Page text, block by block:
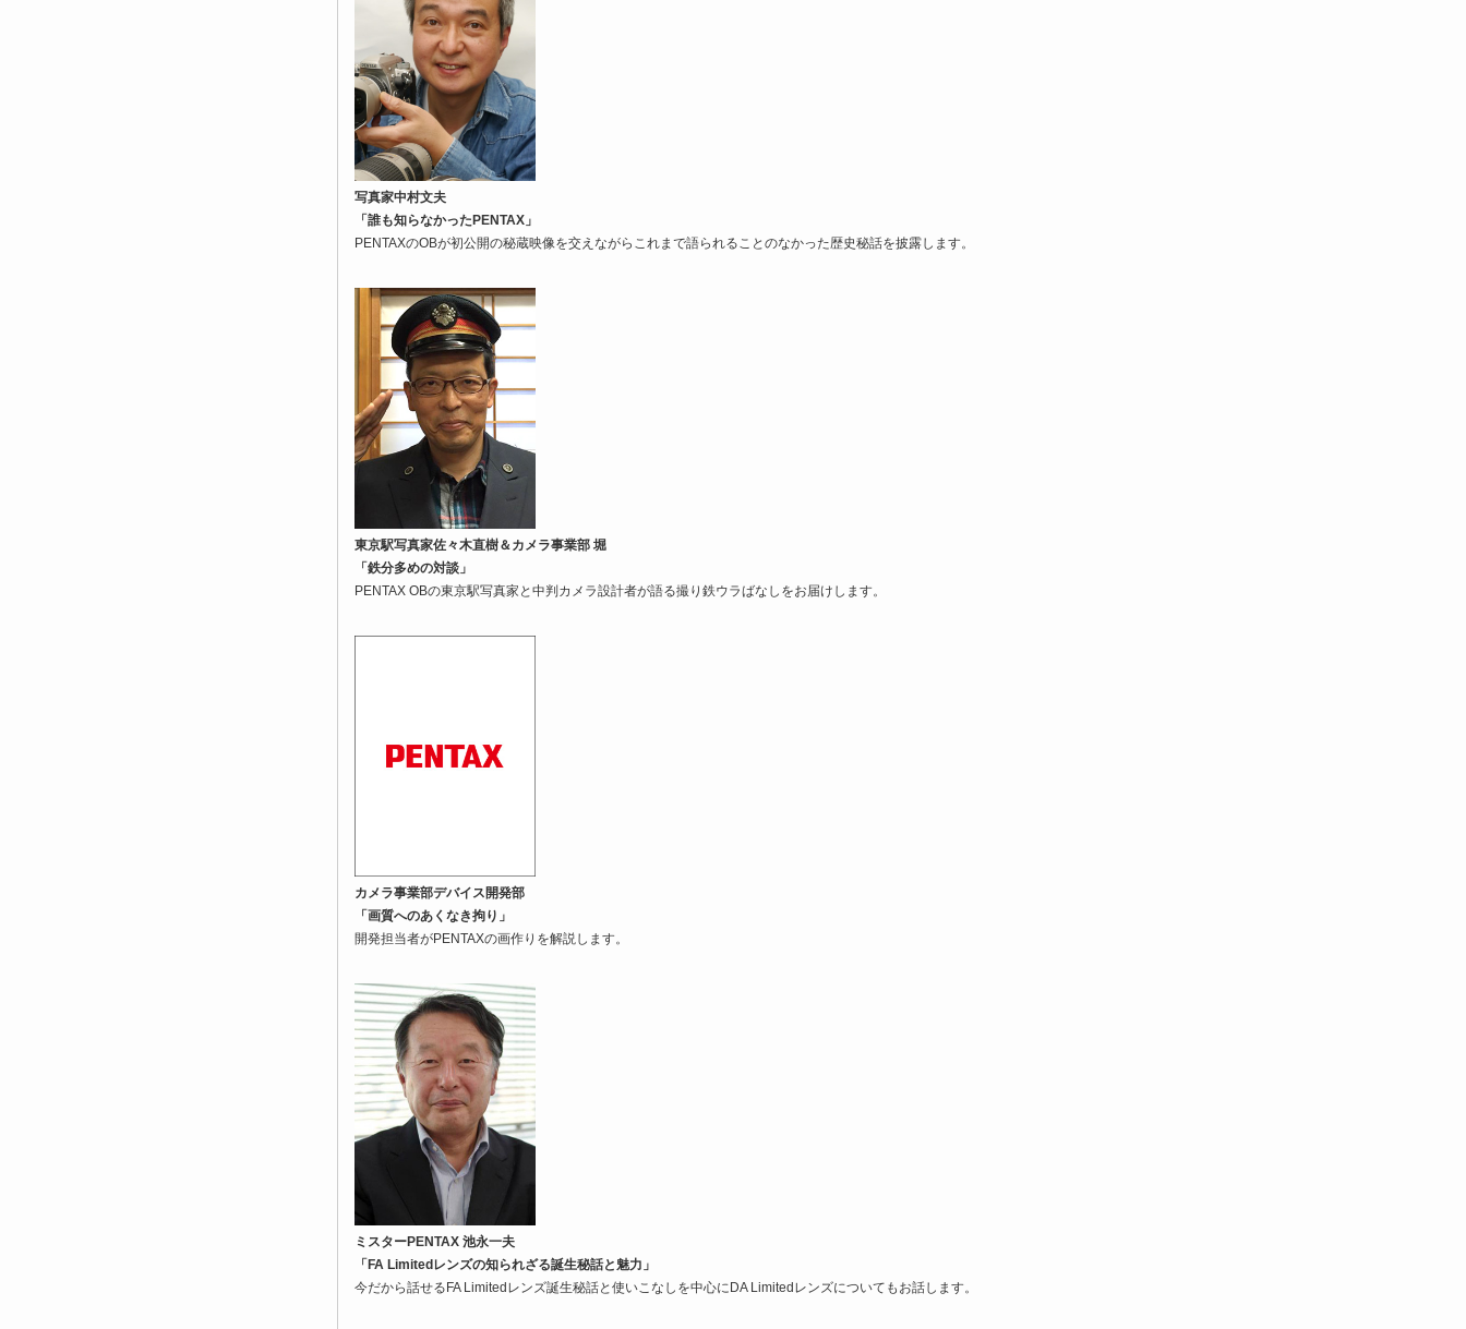
写真家中村文夫
「誰も知らなかったPENTAX」
PENTAXのOBが初公開の秘蔵映像を交えながらこれまで語られることのなかった歴史秘話を披露します。
東京駅写真家佐々木直樹＆カメラ事業部 堀
「鉄分多めの対談」
PENTAX OBの東京駅写真家と中判カメラ設計者が語る撮り鉄ウラばなしをお届けします。
カメラ事業部デバイス開発部
「画質へのあくなき拘り」
開発担当者がPENTAXの画作りを解説します。
ミスターPENTAX 池永一夫
「FA Limitedレンズの知られざる誕生秘話と魅力」
今だから話せるFA Limitedレンズ誕生秘話と使いこなしを中心にDA Limitedレンズについてもお話します。